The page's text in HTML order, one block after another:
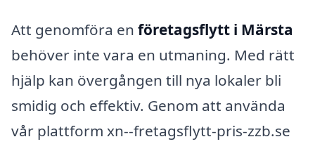
Att genomföra en företagsflytt i Märsta
behöver inte vara en utmaning. Med rätt
hjälp kan övergången till nya lokaler bli
smidig och effektiv. Genom att använda
vår plattform xn--fretagsflytt-pris-zzb.se